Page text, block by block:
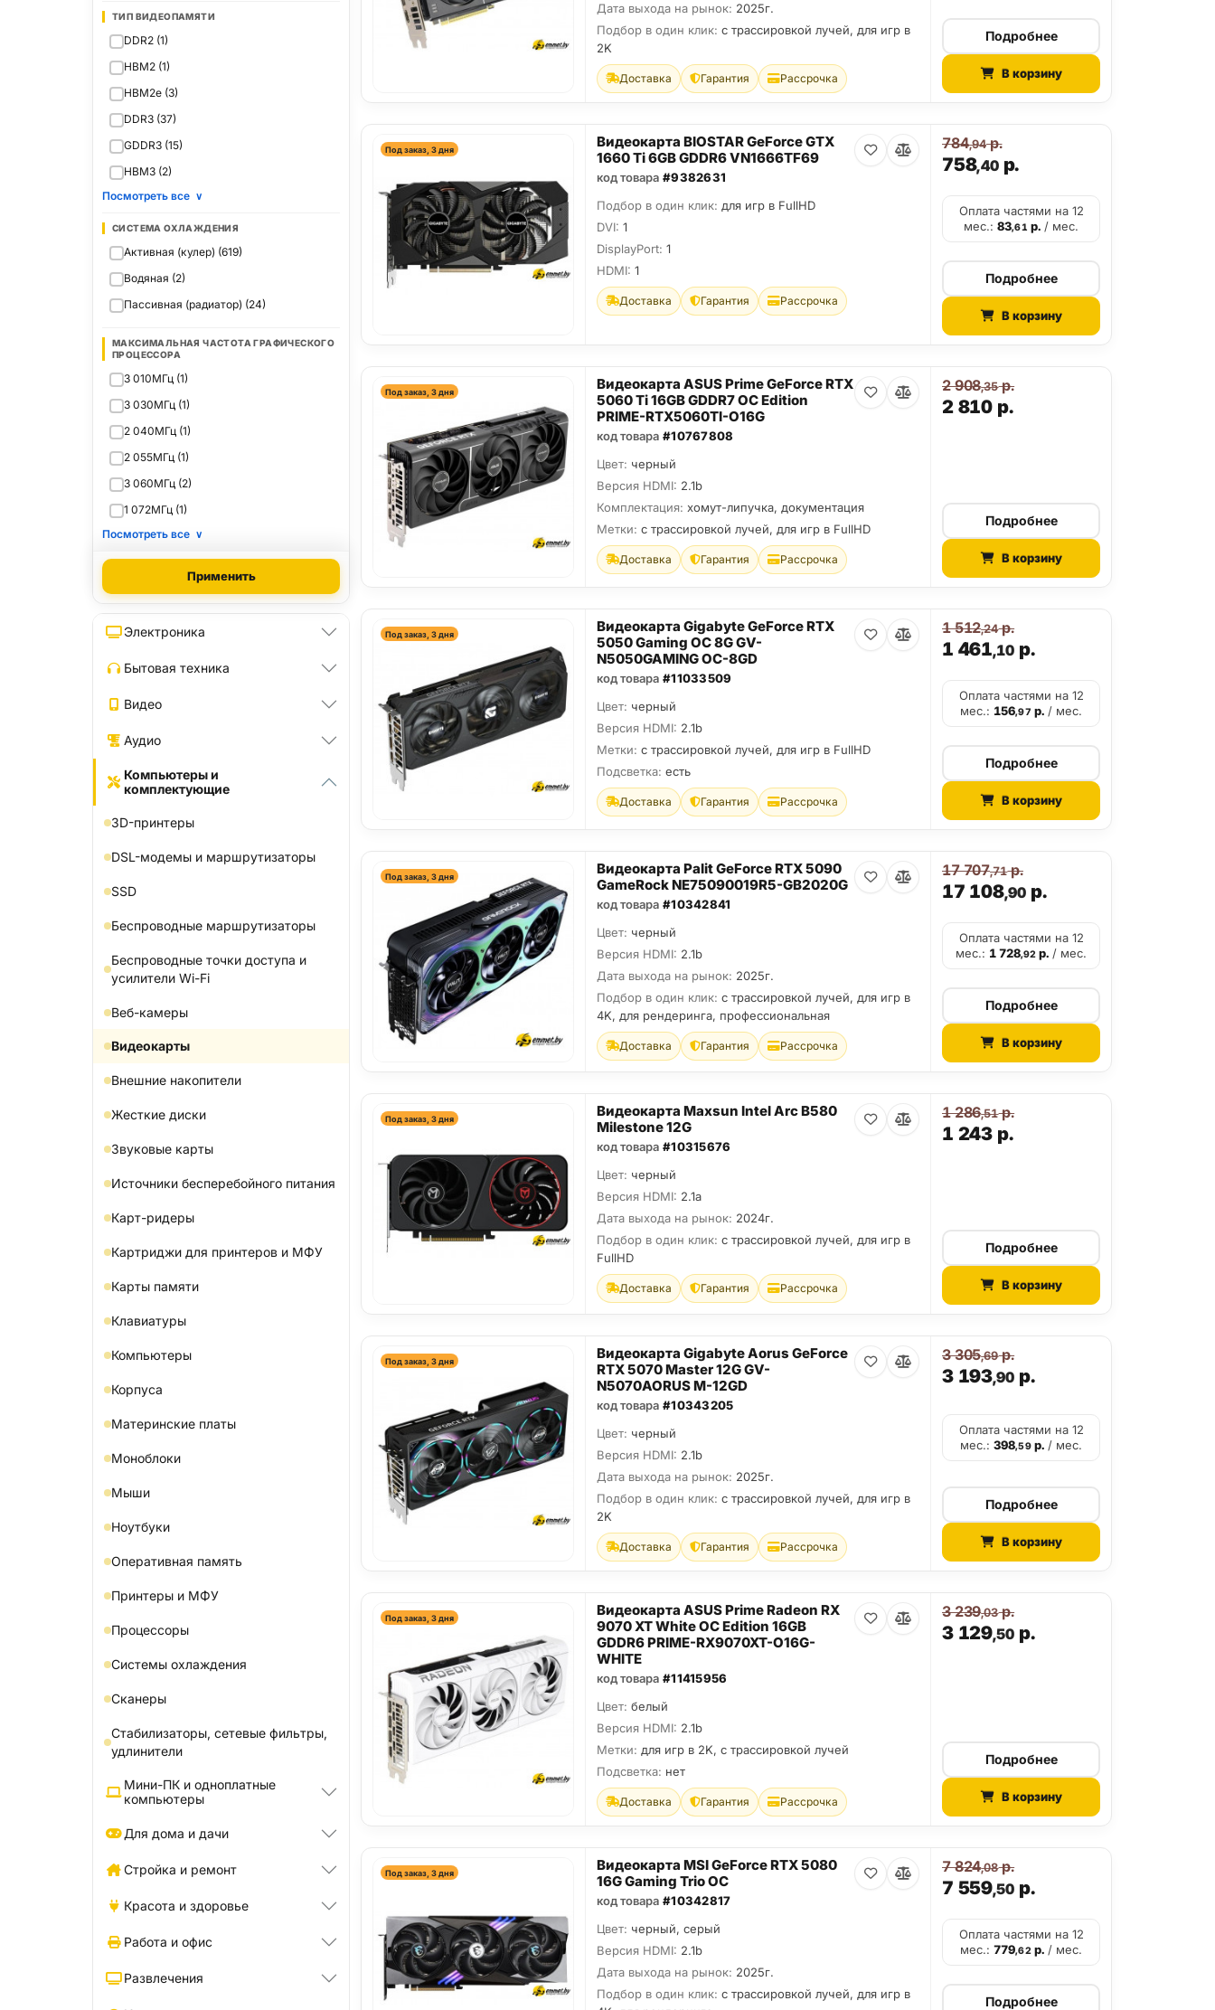
ТИП ВИДЕОПАМЯТИ
DDR2 (1)
HBM2 (1)
HBM2e (3)
DDR3 (37)
GDDR3 (15)
HBM3 (2)
Посмотреть все ∨
СИСТЕМА ОХЛАЖДЕНИЯ
Активная (кулер) (619)
Водяная (2)
Пассивная (радиатор) (24)
МАКСИМАЛЬНАЯ ЧАСТОТА ГРАФИЧЕСКОГО
ПРОЦЕССОРА
3 010МГц (1)
3 030МГц (1)
2 040МГц (1)
2 055МГц (1)
3 060МГц (2)
1 072МГц (1)
Посмотреть все ∨
Применить
Электроника
Бытовая техника
Видео
Аудио
Компьютеры и
комплектующие
3D-принтеры
DSL-модемы и маршрутизаторы
SSD
Беспроводные маршрутизаторы
Беспроводные точки доступа и
усилители Wi-Fi
Веб-камеры
Видеокарты
Внешние накопители
Жесткие диски
Звуковые карты
Источники бесперебойного питания
Карт-ридеры
Картриджи для принтеров и МФУ
Карты памяти
Клавиатуры
Компьютеры
Корпуса
Материнские платы
Моноблоки
Мыши
Ноутбуки
Оперативная память
Принтеры и МФУ
Процессоры
Системы охлаждения
Сканеры
Стабилизаторы, сетевые фильтры,
удлинители
Мини-ПК и одноплатные
компьютеры
Для дома и дачи
Стройка и ремонт
Красота и здоровье
Работа и офис
Развлечения
Дата выхода на рынок: 2025г.
Подбор в один клик: с трассировкой лучей, для игр в
2K
Доставка Гарантия Рассрочка
Подробнее
В корзину
Под заказ, 3 дня
Видеокарта BIOSTAR GeForce GTX
1660 Ti 6GB GDDR6 VN1666TF69
код товара #9382631
Подбор в один клик: для игр в FullHD
DVI: 1
DisplayPort: 1
HDMI: 1
Доставка Гарантия Рассрочка
758,40р.
784,94р.
Оплата частями на 12
мес.:83,61 р./ мес.
Подробнее
В корзину
Под заказ, 3 дня
Видеокарта ASUS Prime GeForce RTX
5060 Ti 16GB GDDR7 OC Edition
PRIME-RTX5060TI-O16G
код товара #10767808
Цвет: черный
Версия HDMI: 2.1b
Комплектация: хомут-липучка, документация
Метки: с трассировкой лучей, для игр в FullHD
Доставка Гарантия Рассрочка
2 810 р.
2 908,35р.
Подробнее
В корзину
Под заказ, 3 дня
Видеокарта Gigabyte GeForce RTX
5050 Gaming OC 8G GV-
N5050GAMING OC-8GD
код товара #11033509
Цвет: черный
Версия HDMI: 2.1b
Метки: с трассировкой лучей, для игр в FullHD
Подсветка: есть
Доставка Гарантия Рассрочка
1 461,10 р.
1 512,24р.
Оплата частями на 12
мес.: 156,97 р./ мес.
Подробнее
В корзину
Под заказ, 3 дня
Видеокарта Palit GeForce RTX 5090
GameRock NE75090019R5-GB2020G
код товара #10342841
Цвет: черный
Версия HDMI: 2.1b
Дата выхода на рынок: 2025г.
Подбор в один клик: с трассировкой лучей, для игр в
4K, для рендеринга, профессиональная
Доставка Гарантия Рассрочка
17 108,90 р.
17 707,71р.
Оплата частями на 12
мес.: 1 728,92 р. / мес.
Подробнее
В корзину
Под заказ, 3 дня
Видеокарта Maxsun Intel Arc B580
Milestone 12G
код товара #10315676
Цвет: черный
Версия HDMI: 2.1a
Дата выхода на рынок: 2024г.
Подбор в один клик: с трассировкой лучей, для игр в
FullHD
Доставка Гарантия Рассрочка
1 243 р.
1 286,51р.
Подробнее
В корзину
Под заказ, 3 дня
Видеокарта Gigabyte Aorus GeForce
RTX 5070 Master 12G GV-
N5070AORUS M-12GD
код товара #10343205
Цвет: черный
Версия HDMI: 2.1b
Дата выхода на рынок: 2025г.
Подбор в один клик: с трассировкой лучей, для игр в
2K
Доставка Гарантия Рассрочка
3 193,90 р.
3 305,69р.
Оплата частями на 12
мес.:398,59р./ мес.
Подробнее
В корзину
Под заказ, 3 дня
Видеокарта ASUS Prime Radeon RX
9070 XT White OC Edition 16GB
GDDR6 PRIME-RX9070XT-O16G-
WHITE
код товара #11415956
Цвет: белый
Версия HDMI: 2.1b
Метки: для игр в 2K, с трассировкой лучей
Подсветка: нет
Доставка Гарантия Рассрочка
3 129,50 р.
3 239,03р.
Подробнее
В корзину
Под заказ, 3 дня
Видеокарта MSI GeForce RTX 5080
16G Gaming Trio OC
код товара #10342817
Цвет: черный, серый
Версия HDMI: 2.1b
Дата выхода на рынок: 2025г.
Подбор в один клик: с трассировкой лучей, для игр в
7 559,50 р.
7 824,08р.
Оплата частями на 12
мес.:779,62 р./ мес.
Подробнее